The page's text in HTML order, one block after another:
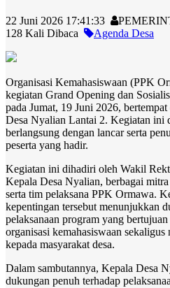
22 Juni 2026 17:41:33
128 Kali Dibaca
Agenda Desa
Organisasi Kemahasiswaan (PPK
kegiatan Grand Opening dan
pada Jumat, 19 Juni 2026,
Desa Nyalian Lantai 2. Kegiatan
berlangsung dengan lancar serta
peserta yang hadir.
Kegiatan ini dihadiri oleh Wakil
Kepala Desa Nyalian, berbagai
serta tim pelaksana PPK Ormawa.
kepentingan tersebut menunjukkan
pelaksanaan program yang
organisasi kemahasiswaan
kepada masyarakat desa.
Dalam sambutannya, Kepala Desa
dukungan penuh terhadap